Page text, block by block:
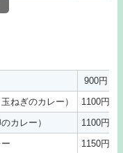
900円
ねぎのカレー）
1100円
カレー）
1100円
1150円